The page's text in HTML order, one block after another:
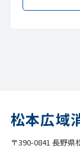
松本広域
〒390-0841 長野県